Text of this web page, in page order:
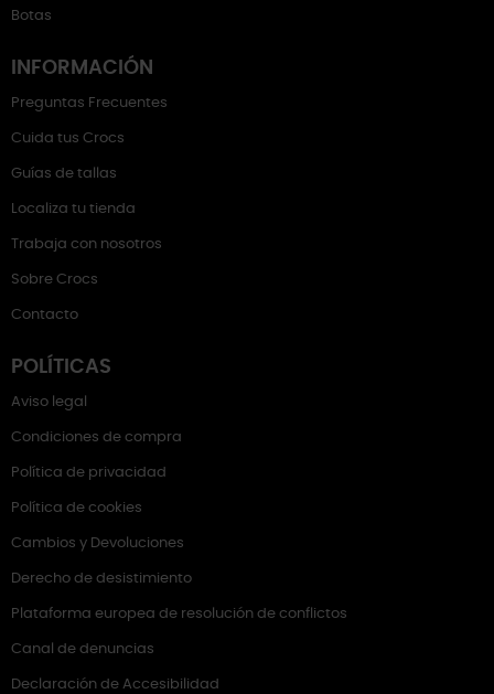
Botas
INFORMACIÓN
Preguntas Frecuentes
Cuida tus Crocs
Guías de tallas
Localiza tu tienda
Trabaja con nosotros
Sobre Crocs
Contacto
POLÍTICAS
Aviso legal
Condiciones de compra
Política de privacidad
Política de cookies
Cambios y Devoluciones
Derecho de desistimiento
Plataforma europea de resolución de conflictos
Canal de denuncias
Declaración de Accesibilidad